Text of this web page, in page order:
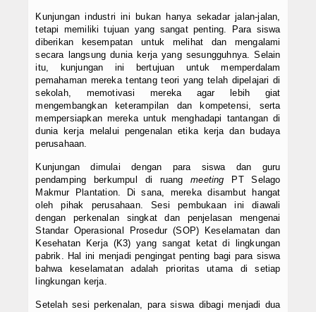
Kunjungan industri ini bukan hanya sekadar jalan-jalan,
tetapi memiliki tujuan yang sangat penting. Para siswa
diberikan kesempatan untuk melihat dan mengalami
secara langsung dunia kerja yang sesungguhnya. Selain
itu, kunjungan ini bertujuan untuk memperdalam
pemahaman mereka tentang teori yang telah dipelajari di
sekolah, memotivasi mereka agar lebih giat
mengembangkan keterampilan dan kompetensi, serta
mempersiapkan mereka untuk menghadapi tantangan di
dunia kerja melalui pengenalan etika kerja dan budaya
perusahaan.
Kunjungan dimulai dengan para siswa dan guru
pendamping berkumpul di ruangmeeting PT Selago
Makmur Plantation. Di sana, mereka disambut hangat
oleh pihak perusahaan. Sesi pembukaan ini diawali
dengan perkenalan singkat dan penjelasan mengenai
Standar Operasional Prosedur (SOP) Keselamatan dan
Kesehatan Kerja (K3) yang sangat ketat di lingkungan
pabrik. Hal ini menjadi pengingat penting bagi para siswa
bahwa keselamatan adalah prioritas utama di setiap
lingkungan kerja.
Setelah sesi perkenalan, para siswa dibagi menjadi dua